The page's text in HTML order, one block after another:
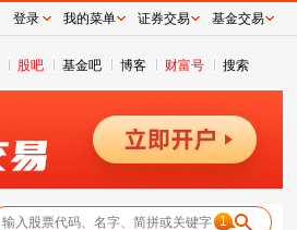
股吧 基金吧 博客 财富号 搜索
1
登录 我的菜单 证券交易 基金交易